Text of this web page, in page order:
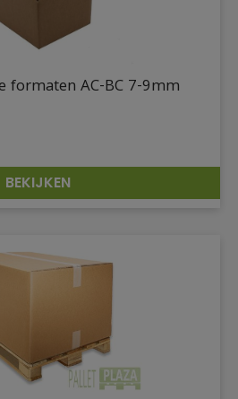
DETAILS
formaten AC-BC 7-9mm
BEKIJKEN